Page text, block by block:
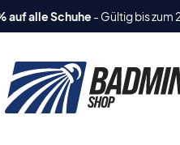
auf alle Schuhe - Gültig bis zum